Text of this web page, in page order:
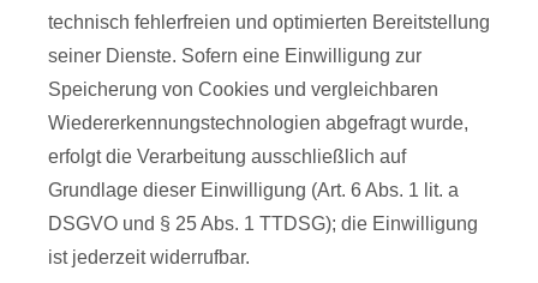
technisch fehlerfreien und optimierten Bereitstellung
seiner Dienste. Sofern eine Einwilligung zur
Speicherung von Cookies und vergleichbaren
Wiedererkennungstechnologien abgefragt wurde,
erfolgt die Verarbeitung ausschließlich auf
Grundlage dieser Einwilligung (Art. 6 Abs. 1 lit. a
DSGVO und § 25 Abs. 1 TTDSG); die Einwilligung
ist jederzeit widerrufbar.